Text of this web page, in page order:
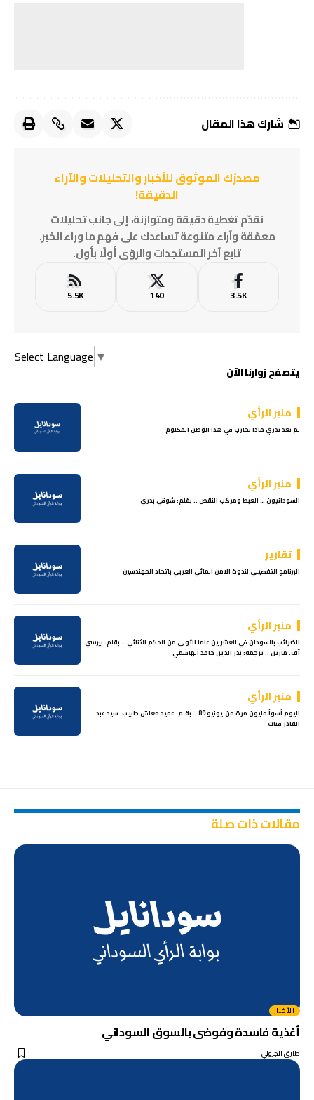
شارك هذا المقال
مصدرُك الموثوق للأخبار والتحليلات والآراء
الدقيقة!
نقدّم تغطية دقيقة ومتوازنة، إلى جانب تحليلات
معمّقة وآراء متنوعة تساعدك على فهم ما وراء الخبر.
تابع آخر المستجدات والرؤى أولًا بأول.
3.5K
140
5.5K
Select Language ▼
يتصفح زوارنا الآن
منبر الرأي
لم نعد ندري ماذا نحارب في هذا الوطن المكلوم
منبر الرأي
السودانيون … العبط ومركب النقص .. بقلم: شوقي بدري
تقارير
البرنامج التفصيلي لندوة الامن المائي العربي باتحاد المهندسين
منبر الرأي
الضرائب بالسودان في العشرين عاما الأولى من الحكم الثنائي .. بقلم: بيرسي
أف. مارتن .. ترجمة: بدر الدين حامد الهاشمي
منبر الرأي
اليوم أسوأ مليون مرة من يونيو 89 .. بقلم: عميد معاش طبيب. سيد عبد
القادر قنات
مقالات ذات صلة
الأخبار
أغذية فاسدة وفوضى بالسوق السوداني
طارق الجزولي